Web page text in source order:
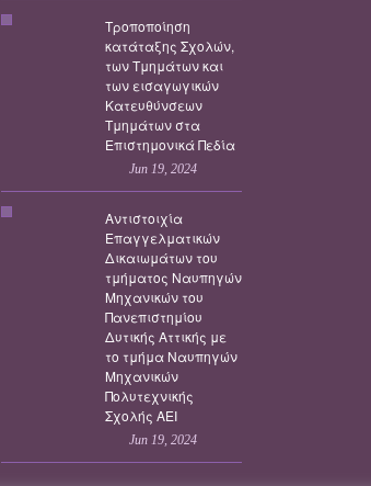
Τροποποίηση
κατάταξης Σχολών,
των Τμημάτων και
των εισαγωγικών
Κατευθύνσεων
Τμημάτων στα
Επιστημονικά Πεδία
Jun 19, 2024
Αντιστοιχία
Επαγγελματικών
Δικαιωμάτων του
τμήματος Ναυπηγών
Μηχανικών του
Πανεπιστημίου
Δυτικής Αττικής με
το τμήμα Ναυπηγών
Μηχανικών
Πολυτεχνικής
Σχολής ΑΕΙ
Jun 19, 2024